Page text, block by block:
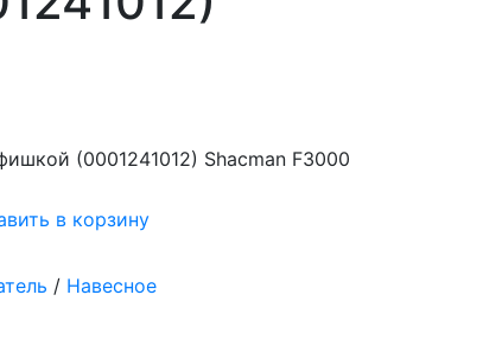
(0001241012) Shacman F3000
в корзину
/ Навесное